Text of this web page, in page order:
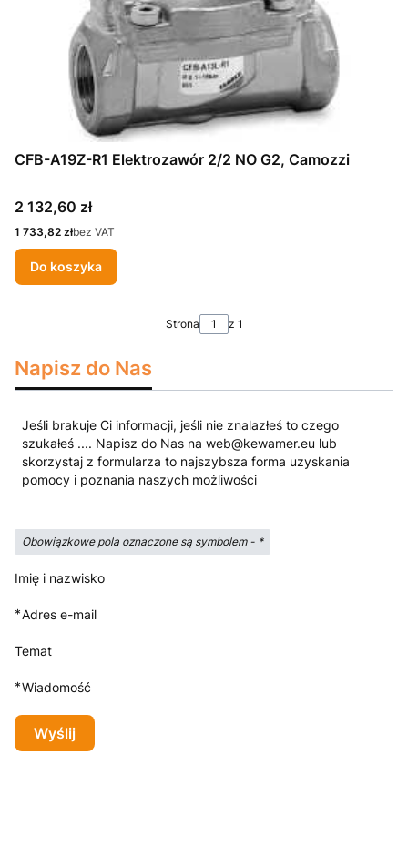
CFB-A19Z-R1 Elektrozawór 2/2 NO G2, Camozzi
Cena
2 132,60 zł
Cena
1 733,82 złbez VAT
Do koszyka
Strona z 1
Napisz do Nas
Jeśli brakuje Ci informacji, jeśli nie znalazłeś to czego
szukałeś .... Napisz do Nas na web@kewamer.eu lub
skorzystaj z formularza to najszybsza forma uzyskania
pomocy i poznania naszych możliwości
Obowiązkowe pola oznaczone są symbolem - *
Imię i nazwisko
*Adres e-mail
Temat
*Wiadomość
Wyślij